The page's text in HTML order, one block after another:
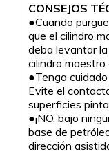
CONSEJOS
●Cuando
que el cilindro
deba levantar
cilindro maestro
●Tenga
Evite el
superficies
●¡NO, bajo
base de
dirección